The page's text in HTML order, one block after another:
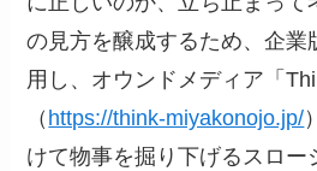
の見方を醸成するため、企業
用し、オウンドメディア「
（ https://think-miyakonojo.jp/
けて物事を掘り下げるスロー